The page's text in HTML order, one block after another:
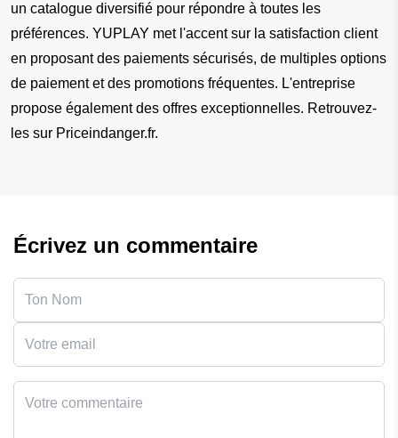
un catalogue diversifié pour répondre à toutes les
préférences. YUPLAY met l'accent sur la satisfaction client
en proposant des paiements sécurisés, de multiples options
de paiement et des promotions fréquentes. L'entreprise
propose également des offres exceptionnelles. Retrouvez-
les sur Priceindanger.fr.
Écrivez un commentaire